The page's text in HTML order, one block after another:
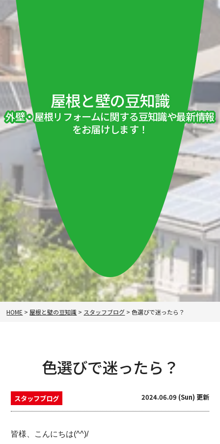
屋根と壁の豆知識
外壁・屋根リフォームに関する豆知識や最新情報
をお届けします！
HOME > 屋根と壁の豆知識 > スタッフブログ >色選びで迷ったら？
色選びで迷ったら？
スタッフブログ 2024.06.09 (Sun) 更新
皆様、こんにちは(^^)/